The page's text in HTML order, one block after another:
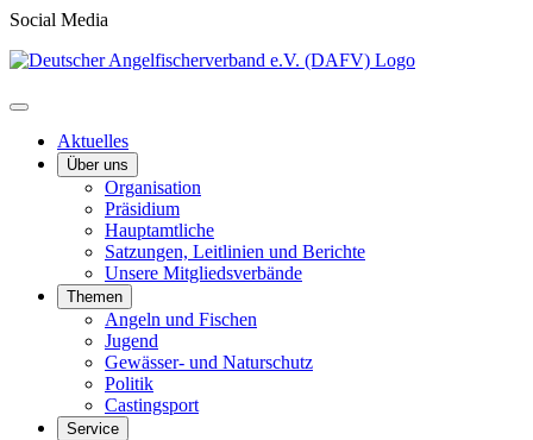
Social Media
Aktuelles
Über uns
Organisation
Präsidium
Hauptamtliche
Satzungen, Leitlinien und Berichte
Unsere Mitgliedsverbände
Themen
Angeln und Fischen
Jugend
Gewässer- und Naturschutz
Politik
Castingsport
Service